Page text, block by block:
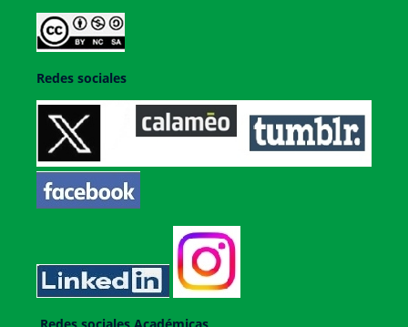
Redes sociales